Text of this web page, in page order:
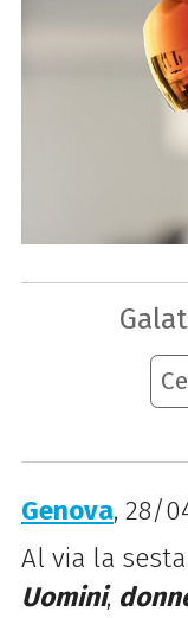
Genova, 28/
Al via la
Uomini,